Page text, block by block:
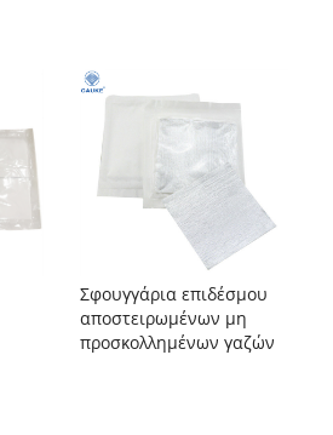
Σφουγγάρια επιδέσμου
αποστειρωμένων μη
προσκολλημένων γαζών